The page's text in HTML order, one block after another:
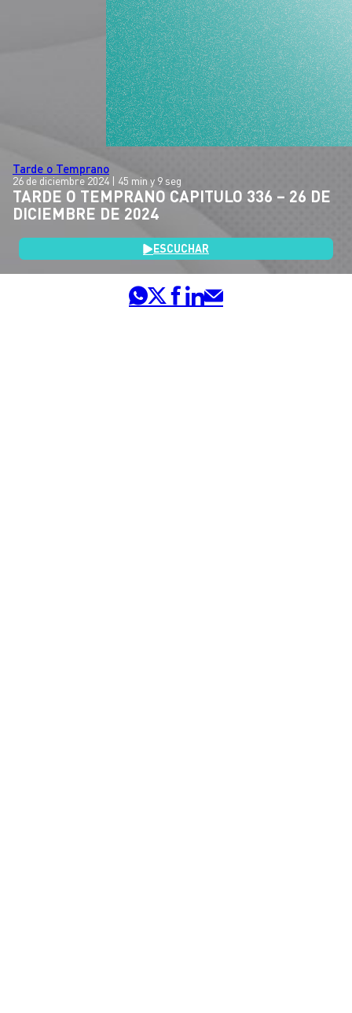
Tarde o Temprano
26 de diciembre 2024 | 45 min y 9 seg
TARDE O TEMPRANO CAPITULO 336 – 26 DE
DICIEMBRE DE 2024
ESCUCHAR